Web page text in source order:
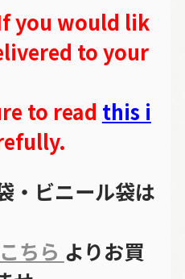
you would lik
to your
to read this i
・ビニール袋は
こちら よりお買